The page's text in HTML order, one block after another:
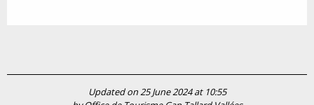
Updated on 25 June 2024 at 10:55